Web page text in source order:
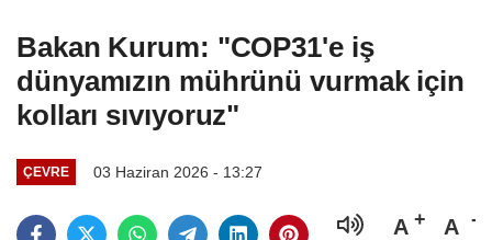
Bakan Kurum: "COP31'e iş
dünyamızın mührünü vurmak için
kolları sıvıyoruz"
ÇEVRE 03 Haziran 2026 - 13:27
A A